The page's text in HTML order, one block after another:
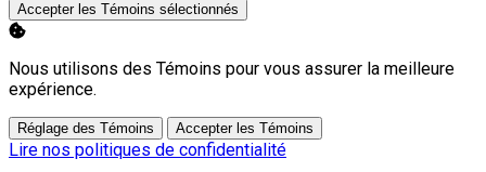
Accepter les Témoins sélectionnés
Nous utilisons des Témoins pour vous assurer la meilleure
expérience.
Réglage des Témoins Accepter les Témoins
Lire nos politiques de confidentialité